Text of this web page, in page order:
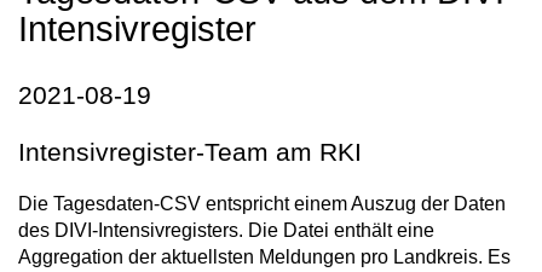
Intensivregister
2021-08-19
Intensivregister-Team am RKI
Die Tagesdaten-CSV entspricht einem Auszug der Daten
des DIVI-Intensivregisters. Die Datei enthält eine
Aggregation der aktuellsten Meldungen pro Landkreis. Es